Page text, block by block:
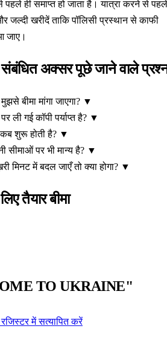
पहले ही समाप्त हो जाता है। यात्रा करने से पहले
जल्दी खरीदें ताकि पॉलिसी प्रस्थान से काफी
जाए।
संबंधित अक्सर पूछे जाने वाले
बीमा मांगा जाएगा? ▼
ली गई कॉपी पर्याप्त है? ▼
शुरू होती है? ▼
सीमाओं पर भी मान्य है? ▼
मिनट में बदल जाएँ तो क्या होगा? ▼
तैयार बीमा
TO UKRAINE"
में सत्यापित करें